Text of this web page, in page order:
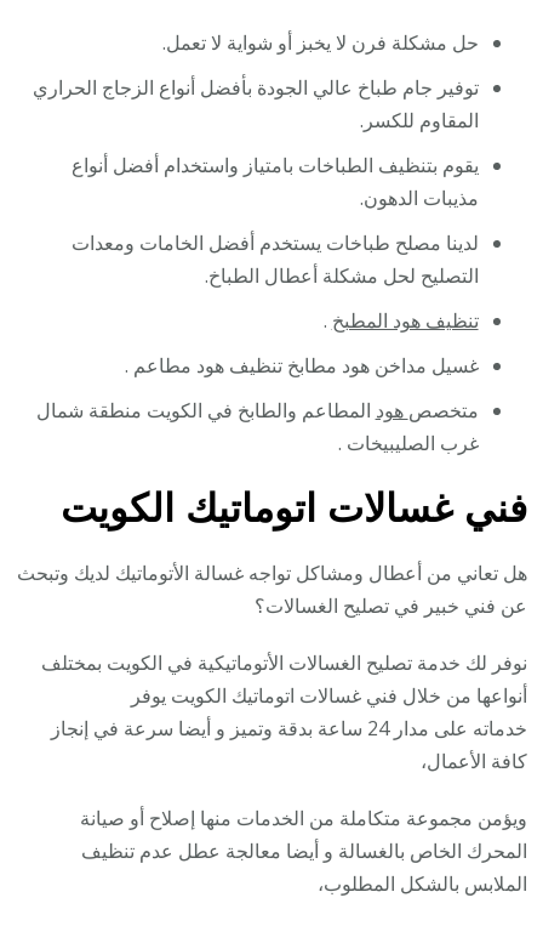
حل مشكلة فرن لا يخبز أو شواية لا تعمل.
توفير جام طباخ عالي الجودة بأفضل أنواع الزجاج الحراري
المقاوم للكسر.
يقوم بتنظيف الطباخات بامتياز واستخدام أفضل أنواع
مذيبات الدهون.
لدينا مصلح طباخات يستخدم أفضل الخامات ومعدات
التصليح لحل مشكلة أعطال الطباخ.
تنظيف هود المطبخ .
غسيل مداخن هود مطابخ تنظيف هود مطاعم .
متخصص هود المطاعم والطابخ في الكويت منطقة شمال
غرب الصليبيخات .
فني غسالات اتوماتيك الكويت
هل تعاني من أعطال ومشاكل تواجه غسالة الأتوماتيك لديك وتبحث
عن فني خبير في تصليح الغسالات؟
نوفر لك خدمة تصليح الغسالات الأتوماتيكية في الكويت بمختلف
أنواعها من خلال فني غسالات اتوماتيك الكويت يوفر
خدماته على مدار 24 ساعة بدقة وتميز و أيضا سرعة في إنجاز
كافة الأعمال،
ويؤمن مجموعة متكاملة من الخدمات منها إصلاح أو صيانة
المحرك الخاص بالغسالة و أيضا معالجة عطل عدم تنظيف
الملابس بالشكل المطلوب،